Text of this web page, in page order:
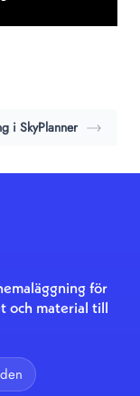
i SkyPlanner
för
och material till